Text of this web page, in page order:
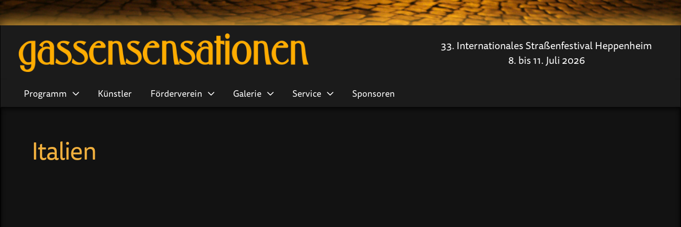
33. Internationales Straßenfestival Heppenheim
8. bis 11. Juli 2026
Programm Künstler Förderverein Galerie Service Sponsoren
Italien